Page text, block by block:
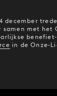
december
samen met het
in de Onze-